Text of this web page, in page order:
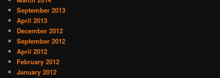
September 2013
April 2013
December 2012
September 2012
April 2012
February 2012
January 2012